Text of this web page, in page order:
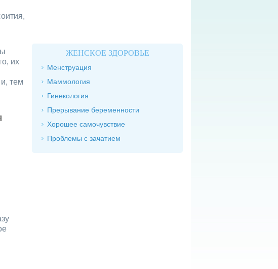
их
тем
ЖЕНСКОЕ ЗДОРОВЬЕ
Менструация
Маммология
Гинекология
Прерывание беременности
Хорошее самочувствие
Проблемы с зачатием